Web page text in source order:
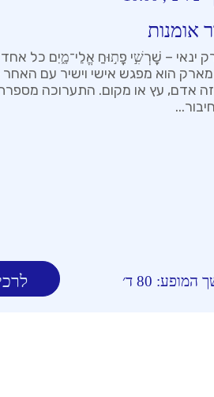
אומנות
ינאי – שׇׁרְשִׁ֣י פָת֣וּחַ אֱלֵי־מָ֑יִם כל אחד
הוא מפגש אישי וישיר עם האחר
אדם, עץ או מקום. התערוכה
המופע: 80 ד׳